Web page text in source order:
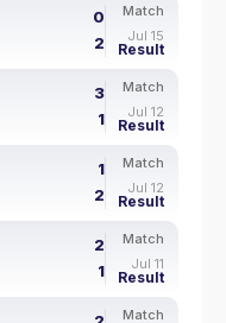
0
2
Match
Jul 15
Result
3
1
Match
Jul 12
Result
1
2
Match
Jul 12
Result
2
1
Match
Jul 11
Result
Match